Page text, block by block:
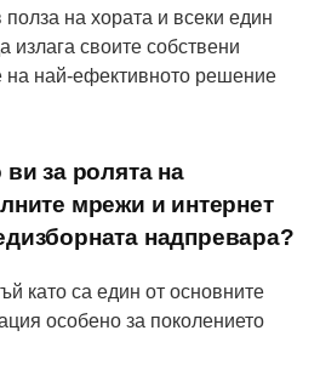
на хората и всеки един
излага своите собствени
на най-ефективното решение
за ролята на
мрежи и интернет
надпревара?
като са един от основните
особено за поколението